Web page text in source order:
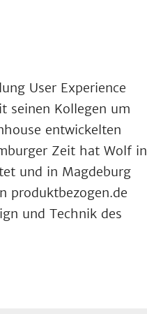
User Experience
seinen Kollegen um
entwickelten
Zeit hat Wolf in
und in Magdeburg
produktbezogen.de
und Technik des